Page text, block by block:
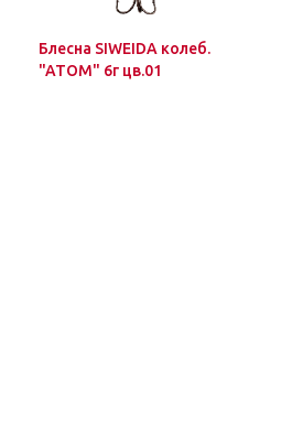
Блесна SIWEIDA колеб.
"ATOM" 6г цв.01